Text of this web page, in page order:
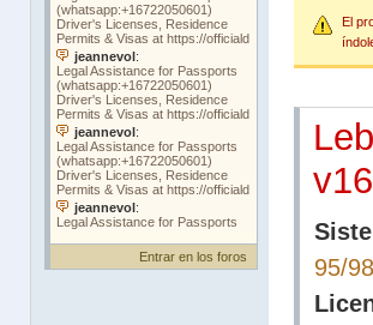
Entrar en los foros
El
95/